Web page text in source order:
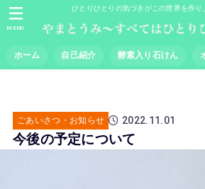
ひとりひとりの気づきがこの世界を作り
ホーム 自己紹介 酵素入り石けん
MENU
ごあいさつ・お知らせ 2022.11.01
今後の予定について